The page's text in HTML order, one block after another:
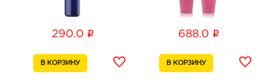
290.0 i 688.0 i